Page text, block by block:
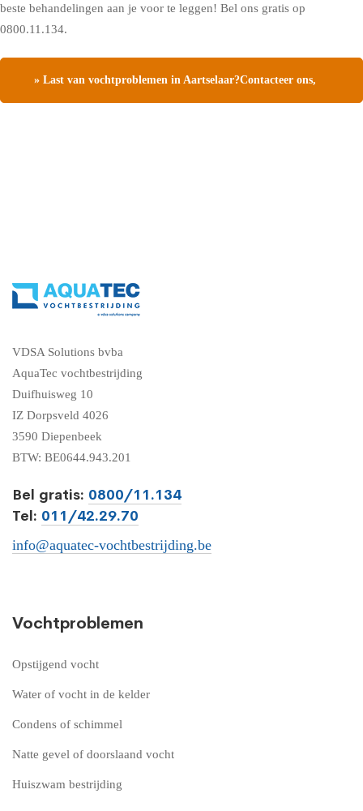
beste behandelingen aan je voor te leggen! Bel ons gratis op
0800.11.134.
» Last van vochtproblemen in Aartselaar?Contacteer ons,
VDSA Solutions bvba
AquaTec vochtbestrijding
Duifhuisweg 10
IZ Dorpsveld 4026
3590 Diepenbeek
BTW: BE0644.943.201
Bel gratis: 0800/11.134
Tel: 011/42.29.70
info@aquatec-vochtbestrijding.be
Vochtproblemen
Opstijgend vocht
Water of vocht in de kelder
Condens of schimmel
Natte gevel of doorslaand vocht
Huiszwam bestrijding